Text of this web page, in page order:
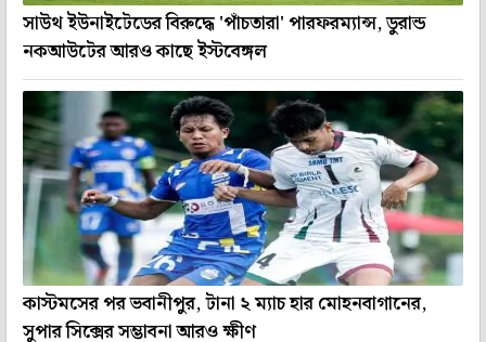
সাউথ ইউনাইটেডের বিরুদ্ধে 'পাঁচতারা' পারফরম্যান্স, ডুরান্ড
নকআউটের আরও কাছে ইস্টবেঙ্গল
কাস্টমসের পর ভবানীপুর, টানা ২ ম্যাচ হার মোহনবাগানের,
সুপার সিক্সের সম্ভাবনা আরও ক্ষীণ